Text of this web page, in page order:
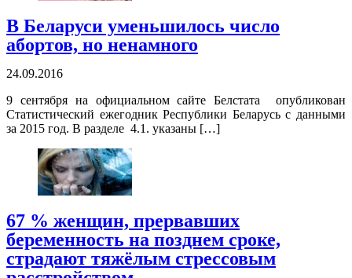
В Беларуси уменьшилось число
абортов, но ненамного
24.09.2016
9 сентября на официальном сайте Белстата опубликован
Статистический ежегодник Республики Беларусь с данными
за 2015 год. В разделе 4.1. указаны […]
67 % женщин, прервавших
беременность на позднем сроке,
страдают тяжёлым стрессовым